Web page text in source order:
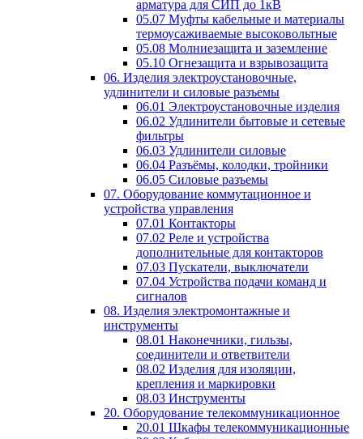
арматура для СИП до 1кВ
05.07 Муфты кабельные и материалы
термоусаживаемые высоковольтные
05.08 Молниезащита и заземление
05.10 Огнезащита и взрывозащита
06. Изделия электроустановочные,
удлинители и силовые разъемы
06.01 Электроустановочные изделия
06.02 Удлинители бытовые и сетевые
фильтры
06.03 Удлинители силовые
06.04 Разъёмы, колодки, тройники
06.05 Силовые разъемы
07. Оборудование коммутационное и
устройства управления
07.01 Контакторы
07.02 Реле и устройства
дополнительные для контакторов
07.03 Пускатели, выключатели
07.04 Устройства подачи команд и
сигналов
08. Изделия электромонтажные и
инструменты
08.01 Наконечники, гильзы,
соединители и ответвители
08.02 Изделия для изоляции,
крепления и маркировки
08.03 Инструменты
20. Оборудование телекоммуникационное
20.01 Шкафы телекоммуникационные